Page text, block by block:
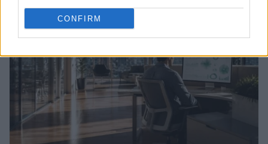
CONFIRM